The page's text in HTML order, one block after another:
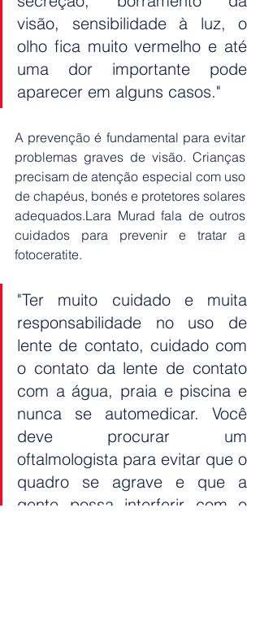
visão, sensibilidade à luz, o
olho fica muito vermelho e até
uma dor importante pode
aparecer em alguns casos."
A prevenção é fundamental para evitar
problemas graves de visão. Crianças
precisam de atenção especial com uso
de chapéus, bonés e protetores solares
adequados.Lara Murad fala de outros
cuidados para prevenir e tratar a
fotoceratite.
"Ter muito cuidado e muita
responsabilidade no uso de
lente de contato, cuidado com
o contato da lente de contato
com a água, praia e piscina e
nunca se automedicar. Você
deve procurar um
oftalmologista para evitar que o
quadro se agrave e que a
gente possa interferir com o